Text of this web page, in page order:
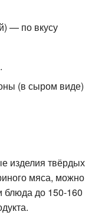
— по вкусу
(в сыром виде)
изделия твёрдых
мяса, можно
блюда до 150-160